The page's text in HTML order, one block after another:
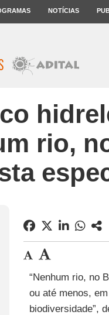
NOTÍCIAS
rio,
“Nenhum rio, no
ou até menos,
biodiversidade”,